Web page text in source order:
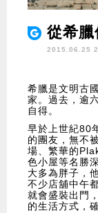
從希
2015.06.25
希臘是文明古
家。過去，逾
自得。
早於上世紀80
的團友，無不
場、繁華的
色小屋等名勝
大多為胖子，
不少店舖中午
就會盛裝出門
的生活方式，